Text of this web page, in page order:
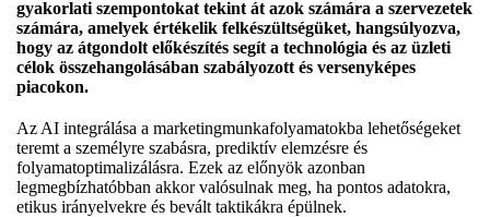
gyakorlati szempontokat tekint át azok számára a szervezetek
számára, amelyek értékelik felkészültségüket, hangsúlyozva,
hogy az átgondolt előkészítés segít a technológia és az üzleti
célok összehangolásában szabályozott és versenyképes
piacokon.
Az AI integrálása a marketingmunkafolyamatokba lehetőségeket
teremt a személyre szabásra, prediktív elemzésre és
folyamatoptimalizálásra. Ezek az előnyök azonban
legmegbízhatóbban akkor valósulnak meg, ha pontos adatokra,
etikus irányelvekre és bevált taktikákra épülnek.